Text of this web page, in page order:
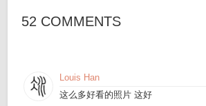
52 COMMENTS
Louis Han
这么多好看的照片 这好